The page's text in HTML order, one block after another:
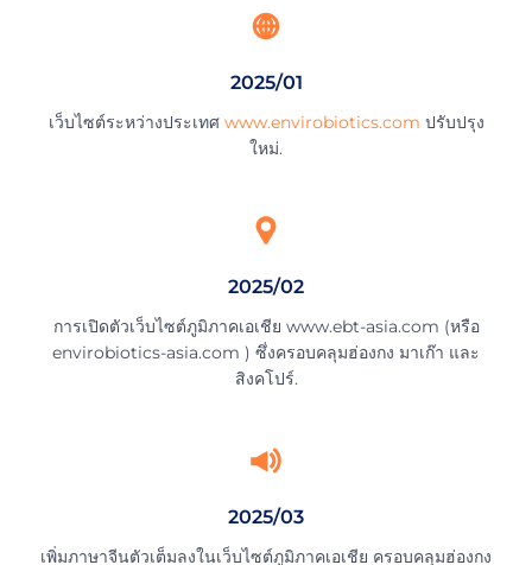
2025/01
เว็บไซต์ระหว่างประเทศ www.envirobiotics.com ปรับปรุง
ใหม่.
2025/02
การเปิดตัวเว็บไซต์ภูมิภาคเอเชีย www.ebt-asia.com (หรือ
envirobiotics-asia.com ) ซึ่งครอบคลุมฮ่องกง มาเก๊า และ
สิงคโปร์.
2025/03
เพิ่มภาษาจีนตัวเต็มลงในเว็บไซต์ภูมิภาคเอเชีย ครอบคลุมฮ่องกง